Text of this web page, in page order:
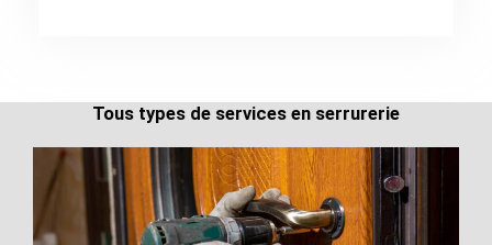
Tous types de services en serrurerie